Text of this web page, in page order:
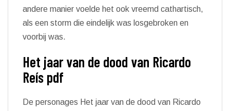
andere manier voelde het ook vreemd cathartisch,
als een storm die eindelijk was losgebroken en
voorbij was.
Het jaar van de dood van Ricardo
Reís pdf
De personages Het jaar van de dood van Ricardo